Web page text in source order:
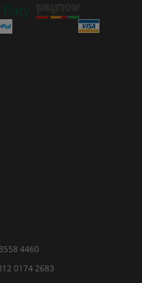
4460
0174 2683